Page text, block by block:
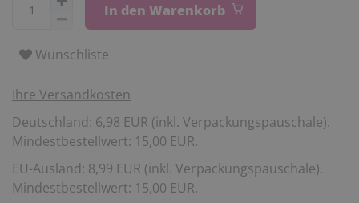
In den Warenkorb
Wunschliste
Ihre Versandkosten
Deutschland: 6,98 EUR (inkl. Verpackungspauschale).
Mindestbestellwert: 15,00 EUR.
EU-Ausland: 8,99 EUR (inkl. Verpackungspauschale).
Mindestbestellwert: 15,00 EUR.